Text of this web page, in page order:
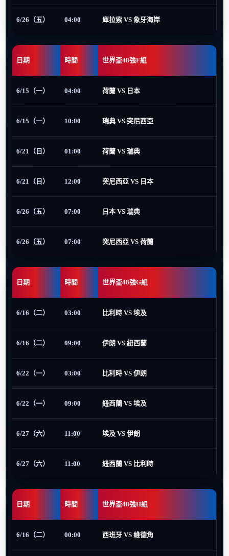
6/26（五） 04:00 庫拉索 VS 象牙海岸
日期 時間 世界盃48強F組
6/15（一） 04:00 荷蘭 VS 日本
6/15（一） 10:00 瑞典 VS 突尼西亞
6/21（日） 01:00 荷蘭 VS 瑞典
6/21（日） 12:00 突尼西亞 VS 日本
6/26（五） 07:00 日本 VS 瑞典
6/26（五） 07:00 突尼西亞 VS 荷蘭
日期 時間 世界盃48強G組
6/16（二） 03:00 比利時 VS 埃及
6/16（二） 09:00 伊朗 VS 紐西蘭
6/22（一） 03:00 比利時 VS 伊朗
6/22（一） 09:00 紐西蘭 VS 埃及
6/27（六） 11:00 埃及 VS 伊朗
6/27（六） 11:00 紐西蘭 VS 比利時
日期 時間 世界盃48強H組
6/16（二） 00:00 西班牙 VS 維德角